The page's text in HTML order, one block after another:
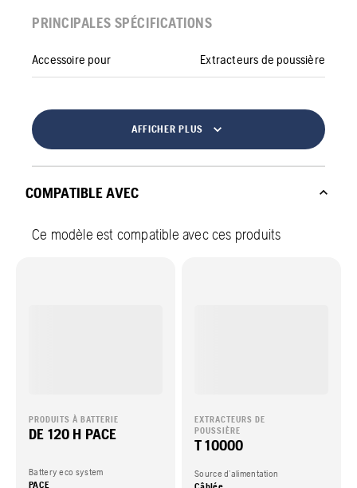
PRINCIPALES SPÉCIFICATIONS
Accessoire pour Extracteurs de poussière
AFFICHER PLUS
COMPATIBLE AVEC
Ce modèle est compatible avec ces produits
PRODUITS À BATTERIE
DE 120 H PACE
Battery eco system
PACE
EXTRACTEURS DE
POUSSIÈRE
T 10000
Source d’alimentation